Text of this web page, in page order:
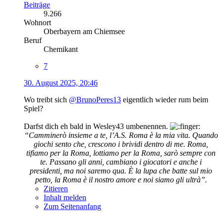
Beiträge
9.266
Wohnort
Oberbayern am Chiemsee
Beruf
Chemikant
7
30. August 2025, 20:46
Wo treibt sich @BrunoPeres13 eigentlich wieder rum beim
Spiel?
Darfst dich eh bald in Wesley43 umbenennen.
“Camminerò insieme a te, l’A.S. Roma è la mia vita. Quando
giochi sento che, crescono i brividi dentro di me. Roma,
tifiamo per la Roma, lottiamo per la Roma, sarò sempre con
te. Passano gli anni, cambiano i giocatori e anche i
presidenti, ma noi saremo qua. È la lupa che batte sul mio
petto, la Roma è il nostro amore e noi siamo gli ultrà”.
Zitieren
Inhalt melden
Zum Seitenanfang